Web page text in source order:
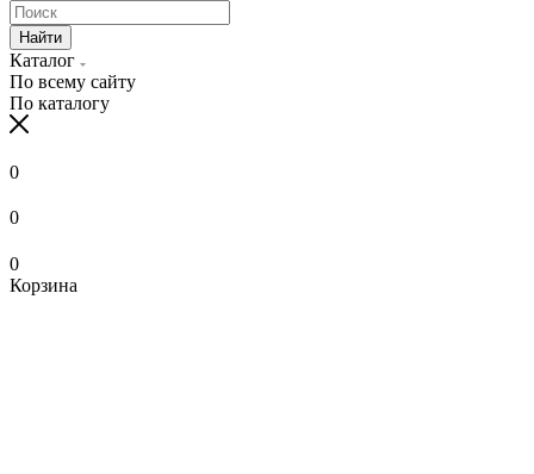
Найти
Каталог
По всему сайту
По каталогу
0
0
0
Корзина